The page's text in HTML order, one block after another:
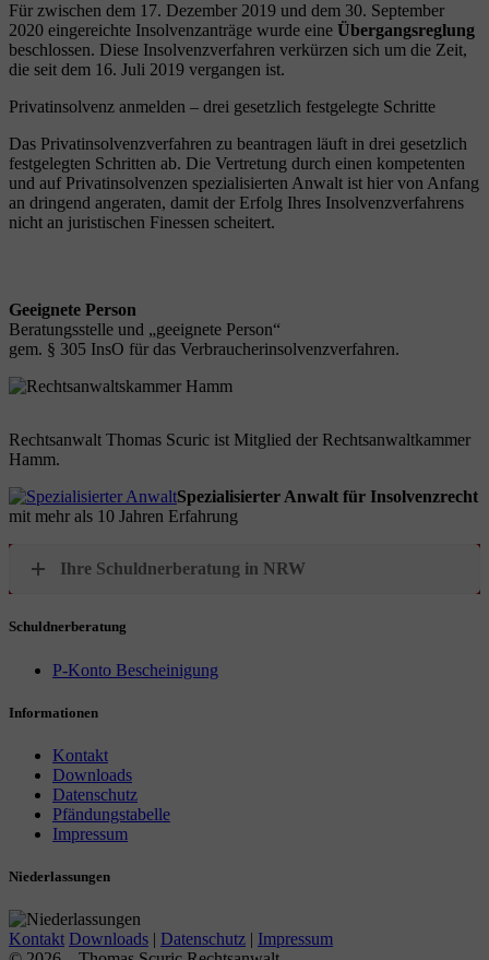
Für zwischen dem 17. Dezember 2019 und dem 30. September
2020 eingereichte Insolvenzanträge wurde eine Übergangsreglung
beschlossen. Diese Insolvenzverfahren verkürzen sich um die Zeit,
die seit dem 16. Juli 2019 vergangen ist.
Privatinsolvenz anmelden – drei gesetzlich festgelegte Schritte
Das Privatinsolvenzverfahren zu beantragen läuft in drei gesetzlich
festgelegten Schritten ab. Die Vertretung durch einen kompetenten
und auf Privatinsolvenzen spezialisierten Anwalt ist hier von Anfang
an dringend angeraten, damit der Erfolg Ihres Insolvenzverfahrens
nicht an juristischen Finessen scheitert.
Geeignete Person
Beratungsstelle und „geeignete Person“
gem. § 305 InsO für das Verbraucherinsolvenzverfahren.
Rechtsanwalt Thomas Scuric ist Mitglied der Rechtsanwaltkammer
Hamm.
Spezialisierter Anwalt für Insolvenzrecht
mit mehr als 10 Jahren Erfahrung
Ihre Schuldnerberatung in NRW
Schuldnerberatung
P-Konto Bescheinigung
Informationen
Kontakt
Downloads
Datenschutz
Pfändungstabelle
Impressum
Niederlassungen
Kontakt Downloads | Datenschutz | Impressum